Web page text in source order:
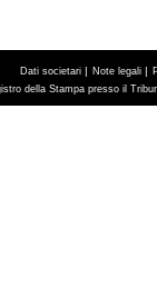
Dati societari | Note legali |
della Stampa presso il